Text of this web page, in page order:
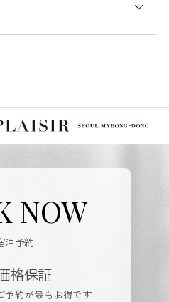
NOW
泊予約
格保証
予約が最もお得です